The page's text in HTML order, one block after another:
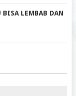
BISA LEMBAB DAN